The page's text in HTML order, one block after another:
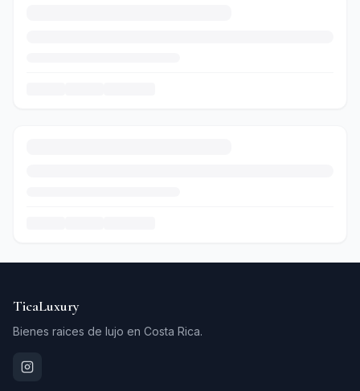
TicaLuxury
Bienes raices de lujo en Costa Rica.